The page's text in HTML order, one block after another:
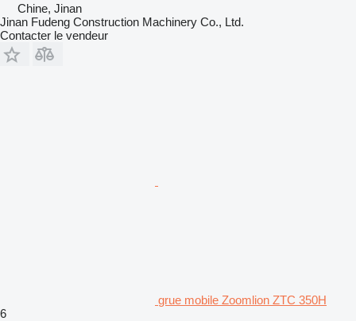
Chine, Jinan
Jinan Fudeng Construction Machinery Co., Ltd.
Contacter le vendeur
grue mobile Zoomlion ZTC 350H
6